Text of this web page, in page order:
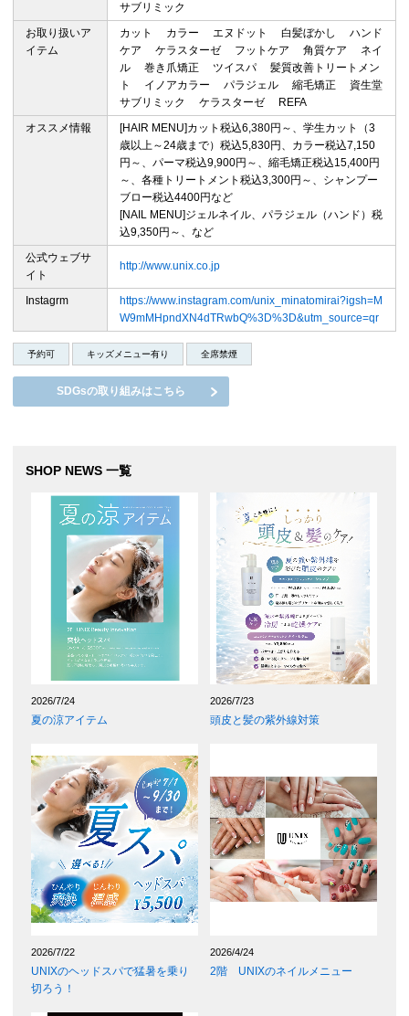
サブリミック
お取り扱いア
イテム
カット カラー エヌドット 白髪ぼかし ハンド
ケア ケラスターゼ フットケア 角質ケア ネイ
ル 巻き爪矯正 ツイスパ 髪質改善トリートメン
ト イノアカラー パラジェル 縮毛矯正 資生堂
サブリミック ケラスターゼ REFA
オススメ情報
[HAIR MENU]カット税込6,380円～、学生カット（3
歳以上～24歳まで）税込5,830円、カラー税込7,150
円～、パーマ税込9,900円～、縮毛矯正税込15,400円
～、各種トリートメント税込3,300円～、シャンプー
ブロー税込4400円など
[NAIL MENU]ジェルネイル、パラジェル（ハンド）税
込9,350円～、など
公式ウェブサ
イト
http://www.unix.co.jp
Instagrm
https://www.instagram.com/unix_minatomirai?igsh=M
W9mMHpndXN4dTRwbQ%3D%3D&utm_source=qr
予約可 キッズメニュー有り 全席禁煙
SDGsの取り組みはこちら
SHOP NEWS 一覧
2026/7/24
夏の涼アイテム
2026/7/23
頭皮と髪の紫外線対策
2026/7/22
UNIXのヘッドスパで猛暑を乗り
切ろう！
2026/4/24
2階 UNIXのネイルメニュー